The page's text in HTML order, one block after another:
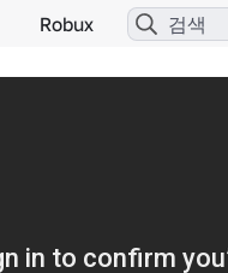
Robux